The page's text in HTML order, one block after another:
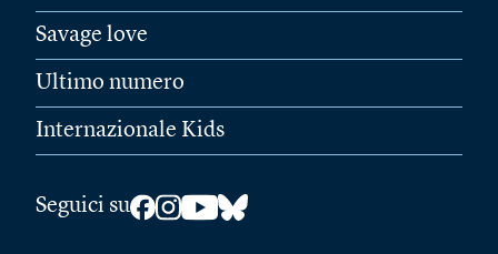
Savage love
Ultimo numero
Internazionale Kids
Seguici su